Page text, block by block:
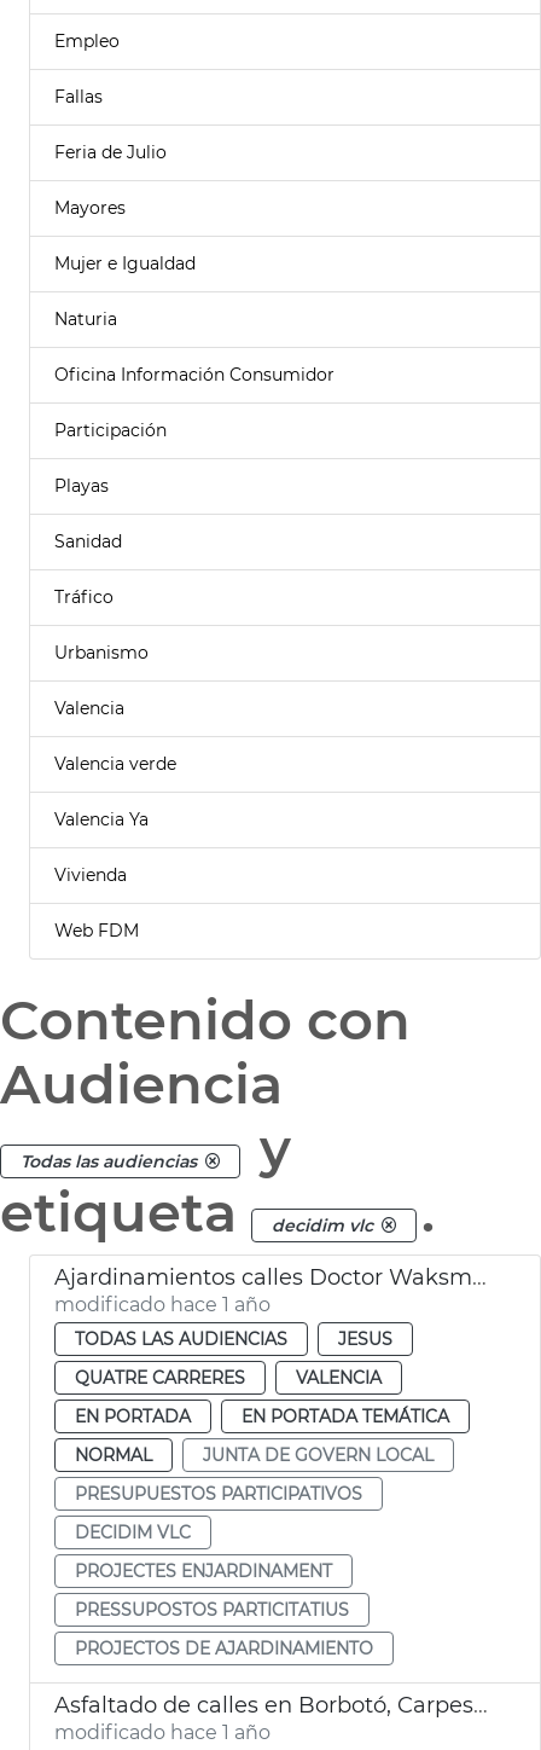
Empleo
Fallas
Feria de Julio
Mayores
Mujer e Igualdad
Naturia
Oficina Información Consumidor
Participación
Playas
Sanidad
Tráfico
Urbanismo
Valencia
Valencia verde
Valencia Ya
Vivienda
Web FDM
Contenido con
Audiencia
Todas las audiencias
y
etiqueta
decidim vlc .
Ajardinamientos calles Doctor Waksman y Uruguay València
modificado hace 1 año
TODAS LAS AUDIENCIAS
JESUS
QUATRE CARRERES
VALENCIA
EN PORTADA
EN PORTADA TEMÁTICA
NORMAL
JUNTA DE GOVERN LOCAL
PRESUPUESTOS PARTICIPATIVOS
DECIDIM VLC
PROJECTES ENJARDINAMENT
PRESSUPOSTOS PARTICITATIUS
PROJECTOS DE AJARDINAMIENTO
Asfaltado de calles en Borbotó, Carpesa y Mauella
modificado hace 1 año